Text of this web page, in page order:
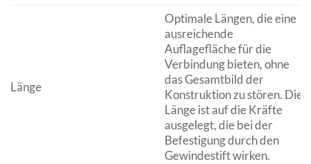
Länge
Optimale Längen, die eine
ausreichende
Auflagefläche für die
Verbindung bieten, ohne
das Gesamtbild der
Konstruktion zu stören. Die
Länge ist auf die Kräfte
ausgelegt, die bei der
Befestigung durch den
Gewindestift wirken.